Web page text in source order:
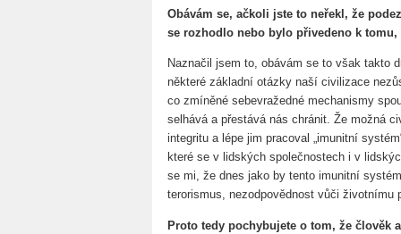
Obávám se, ačkoli jste to neřekl, že
se rozhodlo nebo bylo přivedeno k
Naznačil jsem to, obávám se to však takto
některé základní otázky naší civilizace
co zmíněné sebevražedné mechanismy
selhává a přestává nás chránit. Že možná
integritu a lépe jim pracoval „imunitní
které se v lidských společnostech i v
se mi, že dnes jako by tento imunitní
terorismus, nezodpovědnost vůči
Proto tedy pochybujete o tom, že člověk